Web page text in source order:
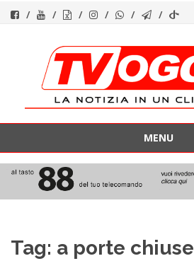
contenuto
MENU
contenuto
Tag: a porte chiuse